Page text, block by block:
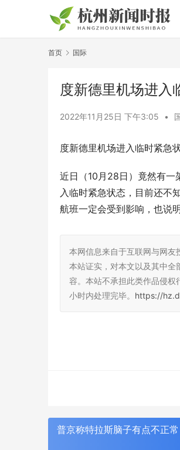
首页 国际
度新德里机场进入
2022年11月25日 下午3:05 •
度新德里机场进入临时紧急
近日（10月28日）竟然有一
入临时紧急状态，目前还不
航班一定会受到影响，也说
本网信息来自于互联网与网友
本站证实，对本文以及其中全
容。本站不承担此类作品侵
小时内处理完毕。 https://
普京称特拉斯脑子有点不正